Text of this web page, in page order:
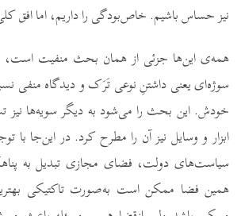
نیز حساس باشیم. خاص‌بودگی را داریم، اما افق
همه‌ی این‌ها جزئی از همان بحث منفیت است،
سوژه‌ای یعنی داشتنِ نوعی تَرَک و دیدگاه منفی
خودش. این بحث را می‌شود به دیگر سویه‌ها نیز
ابزار و وسایل نیز آن را مطرح کرد. در این‌جا با
سیاست‌های دولت، فضای مجازی تبدیل به
همین فضا ممکن است به‌صورت تاکتیکی